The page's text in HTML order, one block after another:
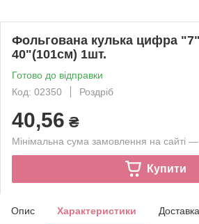
Фольгована кулька цифра
40"(101см) 1шт.
Готово до відправки
Код: 02350
Роздріб
40,56 ₴
Мінімальна сума замовлення на сайті
Купити
Опис Характеристики Доставка